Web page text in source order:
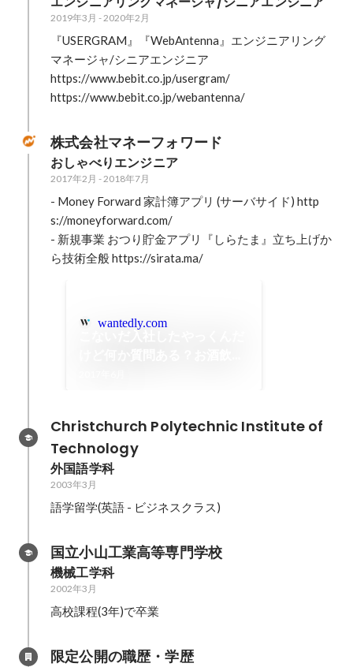
2019年3月 - 2020年2月
『USERGRAM』『WebAntenna』エンジニアリング
マネージャ/シニアエンジニア
https://www.bebit.co.jp/usergram/
https://www.bebit.co.jp/webantenna/
株式会社マネーフォワード
おしゃべりエンジニア
2017年2月 - 2018年7月
- Money Forward 家計簿アプリ (サーバサイド) http
s://moneyforward.com/
- 新規事業 おつり貯金アプリ『しらたま』立ち上げか
ら技術全般 https://sirata.ma/
wantedly.com
Christchurch Polytechnic Institute of
Technology
外国語学科
2003年3月
語学留学(英語 - ビジネスクラス)
国立小山工業高等専門学校
機械工学科
2002年3月
高校課程(3年)で卒業
限定公開の職歴・学歴